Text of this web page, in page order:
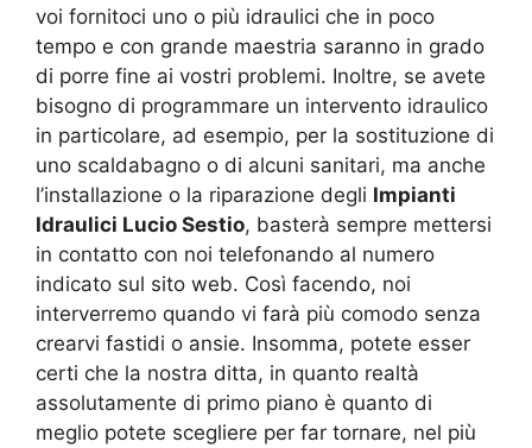
voi fornitoci uno o più idraulici che in poco
tempo e con grande maestria saranno in grado
di porre fine ai vostri problemi. Inoltre, se avete
bisogno di programmare un intervento idraulico
in particolare, ad esempio, per la sostituzione di
uno scaldabagno o di alcuni sanitari, ma anche
l’installazione o la riparazione degli Impianti
Idraulici Lucio Sestio, basterà sempre mettersi
in contatto con noi telefonando al numero
indicato sul sito web. Così facendo, noi
interverremo quando vi farà più comodo senza
crearvi fastidi o ansie. Insomma, potete esser
certi che la nostra ditta, in quanto realtà
assolutamente di primo piano è quanto di
meglio potete scegliere per far tornare, nel più